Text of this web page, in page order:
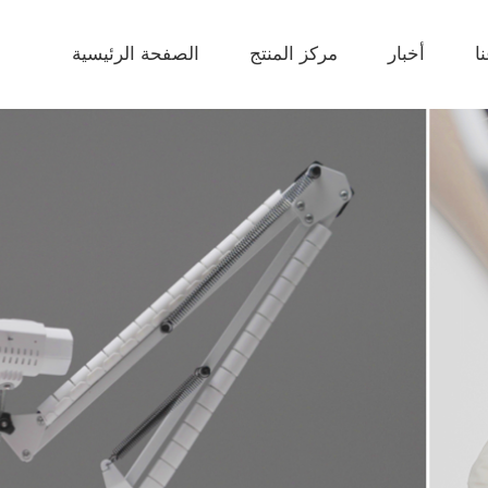
الصفحة الرئيسية مركز المنتج أخبار